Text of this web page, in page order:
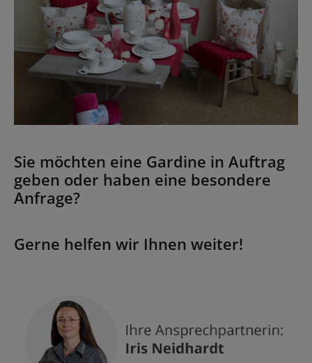
Sie möchten eine Gardine in Auftrag
geben oder haben eine besondere
Anfrage?
Gerne helfen wir Ihnen weiter!